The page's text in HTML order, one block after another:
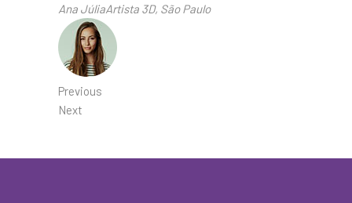
Ana JúliaArtista 3D, São Paulo
Previous
Next